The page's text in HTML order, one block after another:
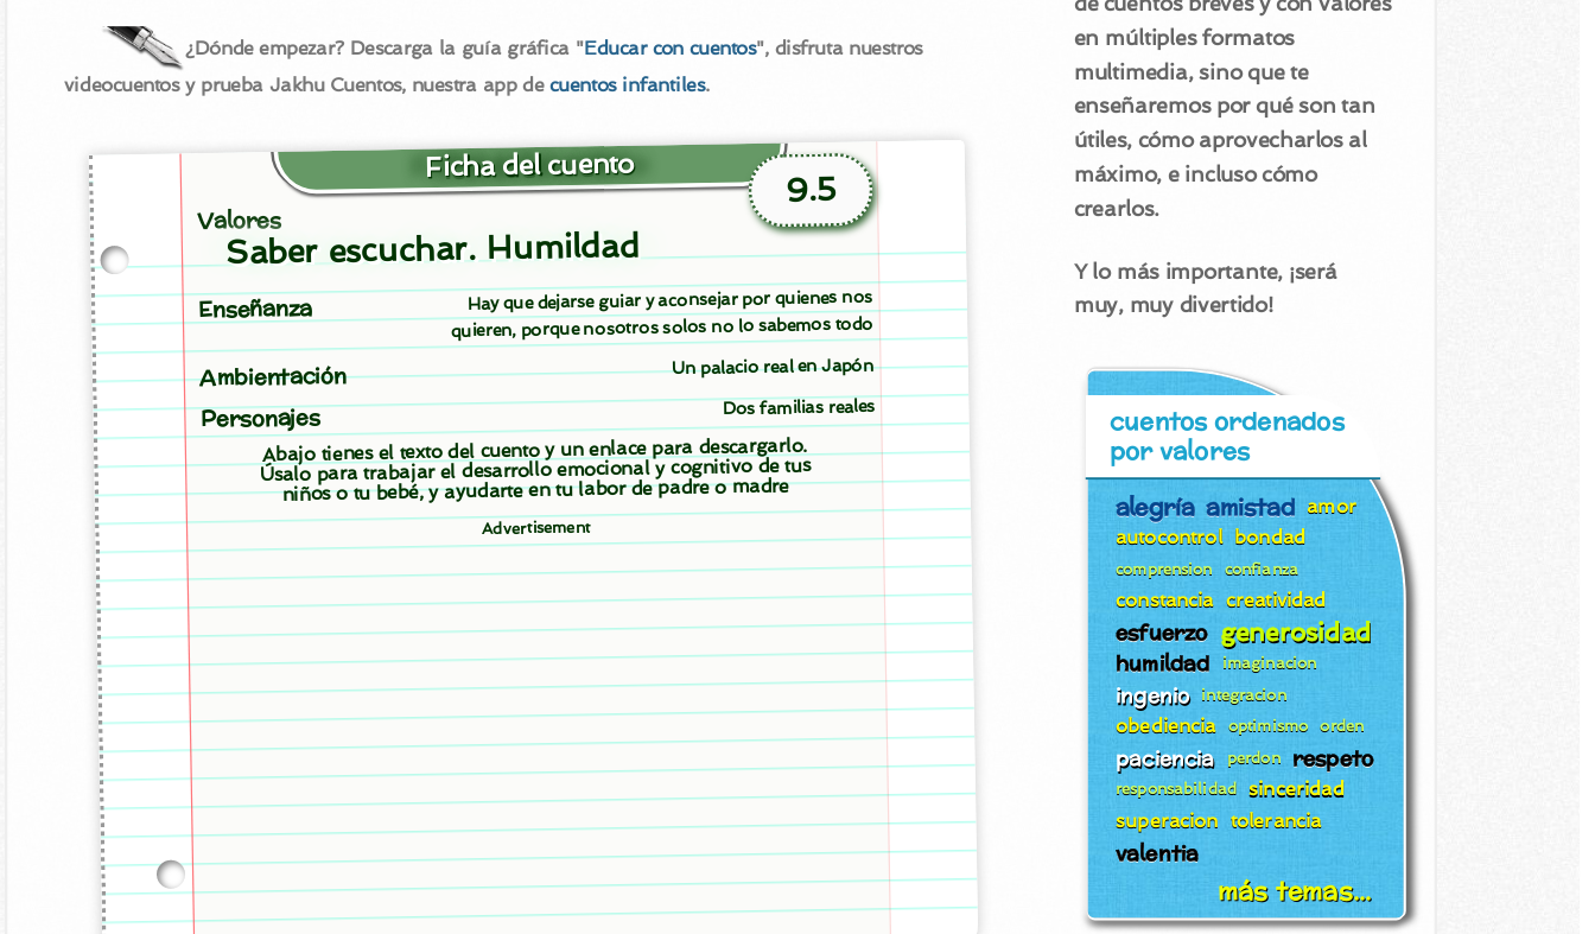
¿Dónde empezar? Descarga la guía gráfica "Educar con cuentos", disfruta nuestros
videocuentos y prueba Jakhu Cuentos, nuestra app decuentos infantiles.
Ficha del cuento
9.5
Valores
Saber escuchar. Humildad
Enseñanza Hay que dejarse guiar y aconsejar por quienes nos
quieren, porque nosotros solos no lo sabemos todo
Ambientación Un palacio real en Japón
Personajes Dos familias reales
Abajo tienes el texto del cuento y un enlace para descargarlo.
Úsalo para trabajar el desarrollo emocional y cognitivo de tus
niños o tu bebé, y ayudarte en tu labor de padre o madre
Advertisement
en múltiples formatos
multimedia, sino que te
enseñaremos por qué son tan
útiles, cómo aprovecharlos al
máximo, e incluso cómo
crearlos.
Y lo más importante, ¡será
muy, muy divertido!
cuentos ordenados
por valores
alegría amistad amor
autocontrol bondad
comprension confianza
constancia creatividad
esfuerzo generosidad
humildad imaginacion
ingenio integracion
obediencia optimismo orden
paciencia perdon respeto
responsabilidad
sinceridad
superacion tolerancia
valentia
más temas...